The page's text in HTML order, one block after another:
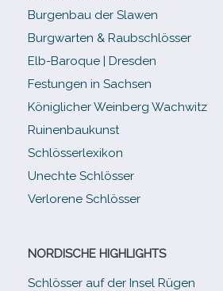
Burgenbau der Slawen
Burgwarten & Raubschlösser
Elb-​Baroque | Dresden
Festungen in Sachsen
Königlicher Weinberg Wachwitz
Ruinenbaukunst
Schlösserlexikon
Unechte Schlösser
Verlorene Schlösser
NORDISCHE HIGHLIGHTS
Schlösser auf der Insel Rügen